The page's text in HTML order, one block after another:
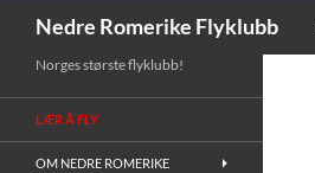
Nedre Romerike Flyklubb
Norges største flyklubb!
LÆR Å FLY
OM NEDRE ROMERIKE